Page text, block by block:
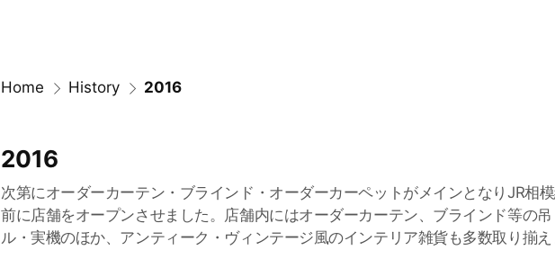
Home History 2016
2016
次第にオーダーカーテン・ブラインド・オーダーカーペットがメインとなりJR相
前に店舗をオープンさせました。店舗内にはオーダーカーテン、ブラインド等の
ル・実機のほか、アンティーク・ヴィンテージ風のインテリア雑貨も多数取り揃え